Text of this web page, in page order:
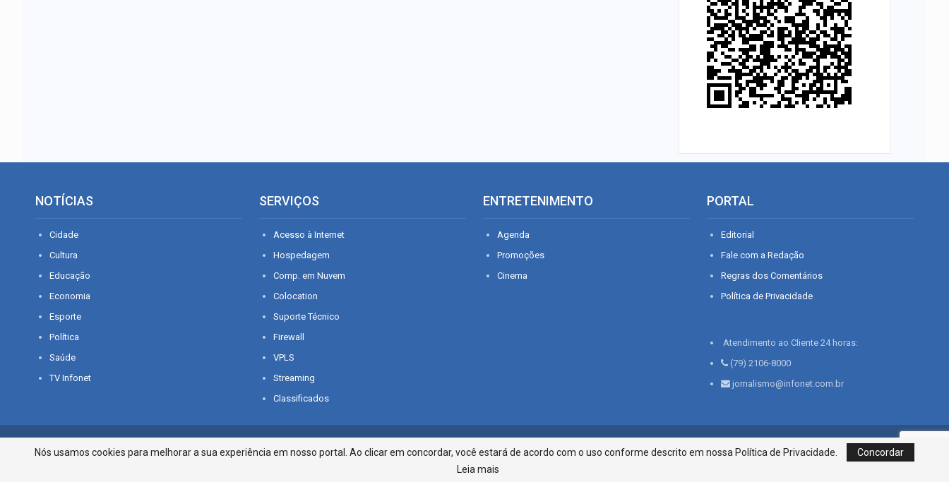
NOTÍCIAS
Cidade
Cultura
Educação
Economia
Esporte
Política
Saúde
TV Infonet
SERVIÇOS
Acesso à Internet
Hospedagem
Comp. em Nuvem
Colocation
Suporte Técnico
Firewall
VPLS
Streaming
Classificados
ENTRETENIMENTO
Agenda
Promoções
Cinema
PORTAL
Editorial
Fale com a Redação
Regras dos Comentários
Política de Privacidade
Atendimento ao Cliente 24 horas:
(79) 2106-8000
jornalismo@infonet.com.br
© 2026 - O que é notícia em Sergipe. Todos os direitos reservados.
Infonet - Rua Monsenhor Silveira 276, Bairro São José | Aracaju-SE, CEP 49015-030, Fone: 79.2106.8000 - CI
Centro de Informações LTDA
Nós usamos cookies para melhorar a sua experiência em nosso portal. Ao clicar em concordar, você estará de acordo com o uso conforme descrito em nossa Política de Privacidade.
Concordar
Leia mais